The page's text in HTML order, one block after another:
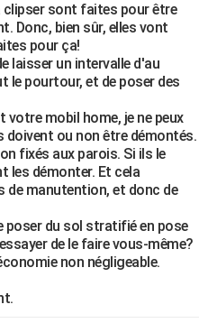
sont faites pour être
Donc, bien sûr, elles vont
pour ça!
laisser un intervalle d'au
le pourtour, et de poser des
mobil home, je ne peux
doivent ou non être démontés.
fixés aux parois. Si ils le
les démonter. Et cela
de manutention, et donc de
poser du sol stratifié en pose
de le faire vous-même?
non négligeable.